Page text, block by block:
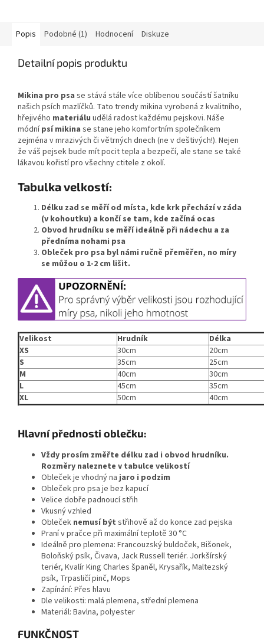
Popis
Podobné (1) Hodnocení Diskuze
Detailní popis produktu
Mikina pro psa se stává stále více oblíbenou součástí šatníku
našich psích mazlíčků. Tato trendy mikina vyrobená z kvalitního,
hřejivého materiálu udělá radost každému pejskovi. Náše
módní psí mikina se stane jeho komfortním společníkem
zejména v mrazivých či větrných dnech (ne v deštivých!). Nejen
že váš pejsek bude mít pocit tepla a bezpečí, ale stane se také
lákavou kořistí pro všechny ctitele z okolí.
Tabulka velkostí:
Délku zad se měří od místa, kde krk přechází v záda
(v kohoutku) a končí se tam, kde začíná ocas
Obvod hrudníku se měří ideálně při nádechu a za
předníma nohami psa
Obleček pro psa byl námi ručně přeměřen, no míry
se můžou o 1-2 cm lišit.
Velikost Hrudník
Délka
XS
30cm
20cm
S
35cm
25cm
M
40cm
30cm
L
45cm
35cm
XL
50cm 40cm
Hlavní přednosti oblečku:
Vždy prosím změřte délku zad i obvod hrudníku.
Rozměry naleznete v tabulce velikostí
Obleček je vhodný na jaro i podzim
Obleček pro psa je bez kapucí
Velice dobře padnoucí střih
Vkusný vzhled
Obleček nemusí být střihově až do konce zad pejska
Praní v pračce při maximální teplotě 30 °C
Ideálně pro plemena: Francouzský buldoček, Bišonek,
Boloňský psík, Čivava, Jack Russell teriér. Jorkšírský
teriér, Kvalír King Charles španěl, Krysařík, Maltezský
psík, Trpasličí pinč, Mops
Zapínání: Přes hlavu
Dle velikosti: malá plemena, střední plemena
Materiál: Bavlna, polyester
FUNKČNOST